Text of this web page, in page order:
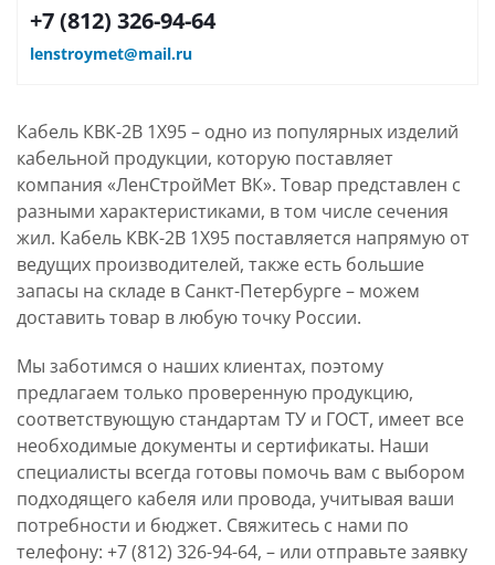
+7 (812) 326-94-64
lenstroymet@mail.ru
Кабель КВК-2В 1Х95 – одно из популярных изделий
кабельной продукции, которую поставляет
компания «ЛенСтройМет ВК». Товар представлен с
разными характеристиками, в том числе сечения
жил. Кабель КВК-2В 1Х95 поставляется напрямую от
ведущих производителей, также есть большие
запасы на складе в Санкт-Петербурге – можем
доставить товар в любую точку России.
Мы заботимся о наших клиентах, поэтому
предлагаем только проверенную продукцию,
соответствующую стандартам ТУ и ГОСТ, имеет все
необходимые документы и сертификаты. Наши
специалисты всегда готовы помочь вам с выбором
подходящего кабеля или провода, учитывая ваши
потребности и бюджет. Свяжитесь с нами по
телефону: +7 (812) 326-94-64, – или отправьте заявку